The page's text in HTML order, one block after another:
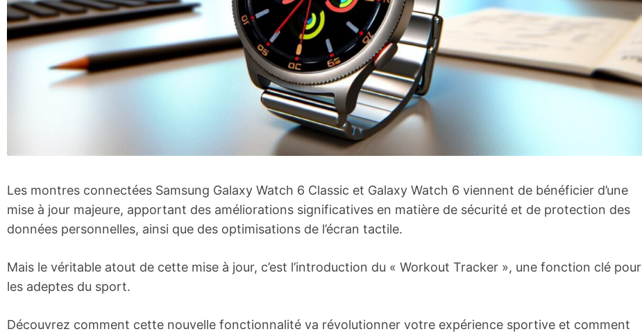
Les montres connectées Samsung Galaxy Watch 6 Classic et Galaxy Watch 6 viennent de bénéficier d’une
mise à jour majeure, apportant des améliorations significatives en matière de sécurité et de protection des
données personnelles, ainsi que des optimisations de l’écran tactile.
Mais le véritable atout de cette mise à jour, c’est l’introduction du « Workout Tracker », une fonction clé pour
les adeptes du sport.
Découvrez comment cette nouvelle fonctionnalité va révolutionner votre expérience sportive et comment